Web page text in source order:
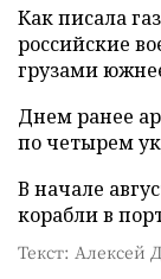
Как писала
российские
грузами
Днем ранее
по четырем
В начале
корабли в
Текст: Алексей